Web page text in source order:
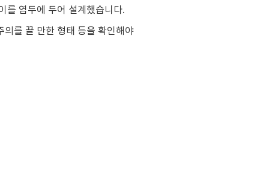
를 염두에 두어 설계했습니다.
의를 끌 만한 형태 등을 확인해야